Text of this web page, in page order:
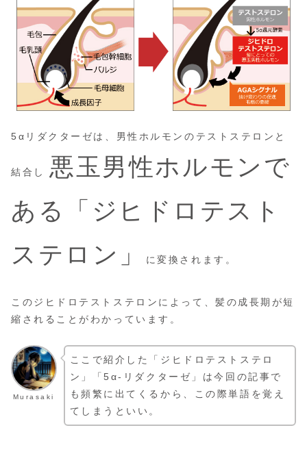
5αリダクターゼは、男性ホルモンのテストステロンと
結合し
悪玉男性ホルモンで
ある「ジヒドロテスト
ステロン」
に変換されます。
このジヒドロテストステロンによって、髪の成長期が短
縮されることがわかっています。
Murasaki
ここで紹介した「ジヒドロテストステロ
ン」「5α-リダクターゼ」は今回の記事で
も頻繁に出てくるから、この際単語を覚え
てしまうといい。